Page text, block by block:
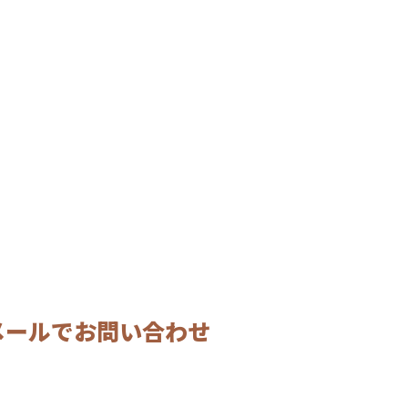
ールでお問い合わせ